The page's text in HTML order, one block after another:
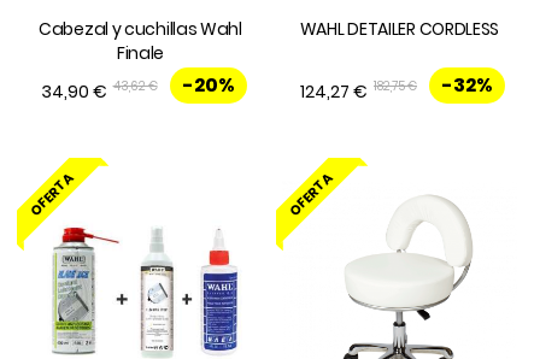
Cabezal y cuchillas Wahl
Finale
34,90 € 43,62 € -20%
WAHL DETAILER CORDLESS
124,27 € 182,75 € -32%
OFERTA OFERTA